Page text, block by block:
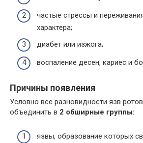
частые стрессы и
характера;
диабет или изжога;
воспаление десен, кариес и
Причины появления
Условно все разновидности язв
объединить в 2 обширные группы:
язвы, образование которых